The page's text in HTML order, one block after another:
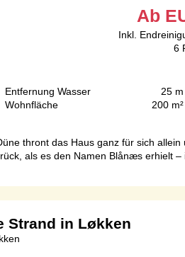
Ab
Inkl.
6
Entfernung Wasser
25 m
Wohnfläche
200 m²
thront das Haus ganz für sich
als es den Namen Blånæs erhielt
Strand in Løkken